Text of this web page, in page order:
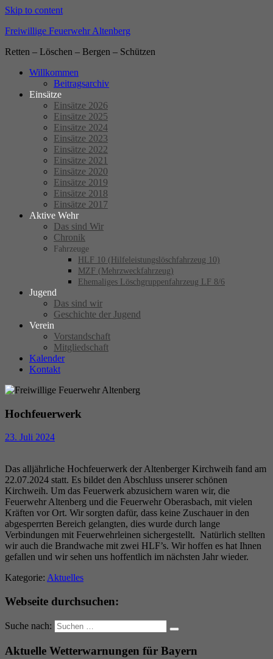
Skip to content
Freiwillige Feuerwehr Altenberg
Retten – Löschen – Bergen – Schützen
Willkommen
Beitragsarchiv
Einsätze
Einsätze 2026
Einsätze 2025
Einsätze 2024
Einsätze 2023
Einsätze 2022
Einsätze 2021
Einsätze 2020
Einsätze 2019
Einsätze 2018
Einsätze 2017
Aktive Wehr
Das sind Wir
Chronik
Fahrzeuge
HLF 10 (Hilfeleistungslöschfahrzeug 10)
MZF (Mehrzweckfahrzeug)
Ehemaliges Löschgruppenfahrzeug LF 8/6
Jugend
Das sind wir
Geschichte der Jugend
Verein
Vorstandschaft
Mitgliedschaft
Kalender
Kontakt
Hochfeuerwerk
23. Juli 2024
Das alljährliche Hochfeuerwerk der Altenberger Kirchweih fand am
22.07.2024 statt. Es bildet den Abschluss unserer schönen
Kirchweih. Um das Feuerwerk abzusichern waren wir, die
Feuerwehr Altenberg und die Feuerwehr Oberasbach, mit vielen
Kräften vor Ort. Wir sorgten dafür, dass keine Zuschauer in den
abgesperrten Bereich gelangten, dies wurde durch lange
Verbindungen mit Feuerwehrleinen sichergestellt. Natürlich stellten
wir auch die Brandwache mit zwei HLF’s. Wir hoffen es hat Ihnen
gefallen und wir sehen uns hoffentlich im nächsten Jahr wieder.
Kategorie: Aktuelles
Webseite durchsuchen:
Suche nach:
Aktuelle Wetterwarnungen für Bayern